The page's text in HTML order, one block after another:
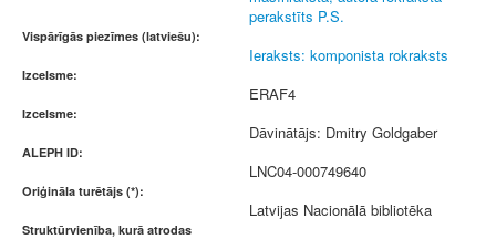
perakstīts P.S.
Vispārīgās piezīmes (latviešu):
Ieraksts: komponista rokraksts
Izcelsme:
ERAF4
Izcelsme:
Dāvinātājs: Dmitry Goldgaber
ALEPH ID:
LNC04-000749640
Oriģināla turētājs (*):
Latvijas Nacionālā bibliotēka
Struktūrvienība, kurā atrodas